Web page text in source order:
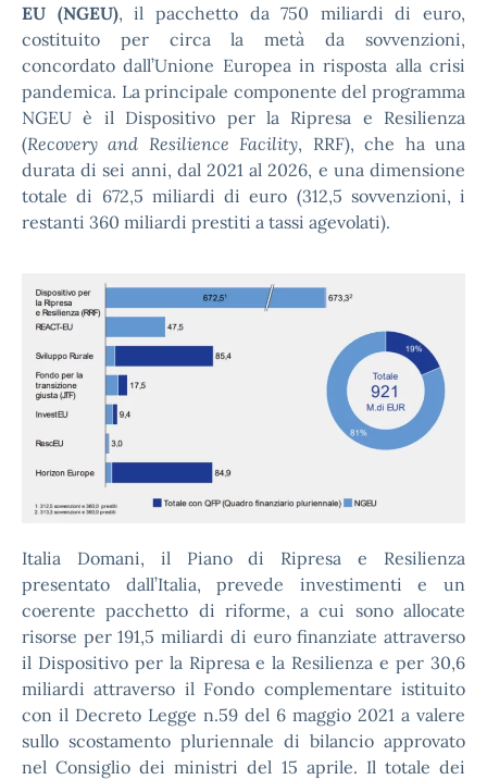
EU (NGEU), il pacchetto da 750 miliardi di euro,
costituito per circa la metà da sovvenzioni,
concordato dall’Unione Europea in risposta alla crisi
pandemica. La principale componente del programma
NGEU è il Dispositivo per la Ripresa e Resilienza
(Recovery and Resilience Facility, RRF), che ha una
durata di sei anni, dal 2021 al 2026, e una dimensione
totale di 672,5 miliardi di euro (312,5 sovvenzioni, i
restanti 360 miliardi prestiti a tassi agevolati).
Italia Domani, il Piano di Ripresa e Resilienza
presentato dall’Italia, prevede investimenti e un
coerente pacchetto di riforme, a cui sono allocate
risorse per 191,5 miliardi di euro finanziate attraverso
il Dispositivo per la Ripresa e la Resilienza e per 30,6
miliardi attraverso il Fondo complementare istituito
con il Decreto Legge n.59 del 6 maggio 2021 a valere
sullo scostamento pluriennale di bilancio approvato
nel Consiglio dei ministri del 15 aprile. Il totale dei